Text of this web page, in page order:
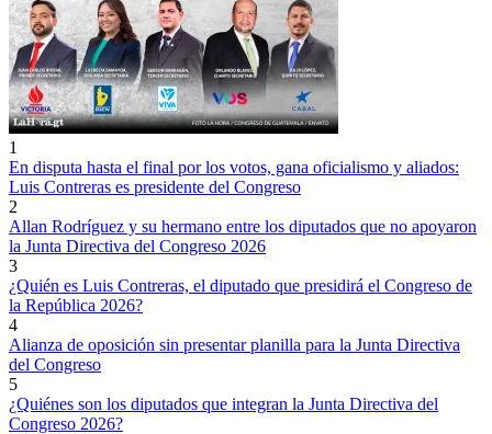
1
En disputa hasta el final por los votos, gana oficialismo y aliados:
Luis Contreras es presidente del Congreso
2
Allan Rodríguez y su hermano entre los diputados que no apoyaron
la Junta Directiva del Congreso 2026
3
¿Quién es Luis Contreras, el diputado que presidirá el Congreso de
la República 2026?
4
Alianza de oposición sin presentar planilla para la Junta Directiva
del Congreso
5
¿Quiénes son los diputados que integran la Junta Directiva del
Congreso 2026?